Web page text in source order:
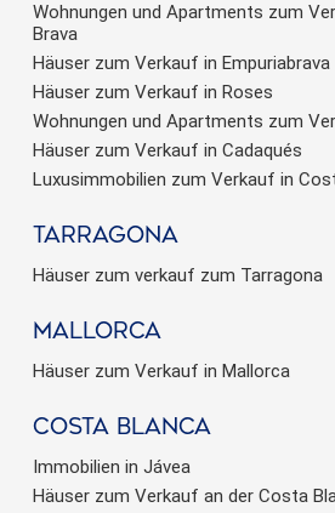
Wohnungen und Apartments zum
Brava
Häuser zum Verkauf in Empuriabrava
Häuser zum Verkauf in Roses
Wohnungen und Apartments zum
Häuser zum Verkauf in Cadaqués
Luxusimmobilien zum Verkauf in
Tarragona
Häuser zum verkauf zum Tarragona
Mallorca
Häuser zum Verkauf in Mallorca
Costa Blanca
Immobilien in Jávea
Häuser zum Verkauf an der Costa